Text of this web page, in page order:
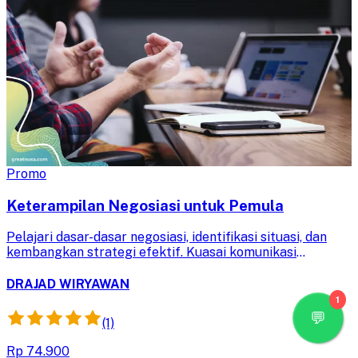
Promo
Keterampilan Negosiasi untuk Pemula
Pelajari dasar-dasar negosiasi, identifikasi situasi, dan
kembangkan strategi efektif. Kuasai komunikasi
dalam berbagai kondisi.
DRAJAD WIRYAWAN
(1)
Rp 74.900
1